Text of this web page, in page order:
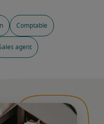
Comptable
agent